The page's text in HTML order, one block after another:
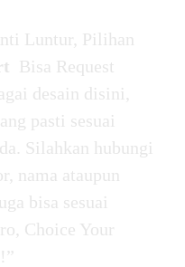
Luntur, Pilihan
Bisa Request
desain disini,
pasti sesuai
Silahkan hubungi
nama ataupun
bisa sesuai
Choice Your